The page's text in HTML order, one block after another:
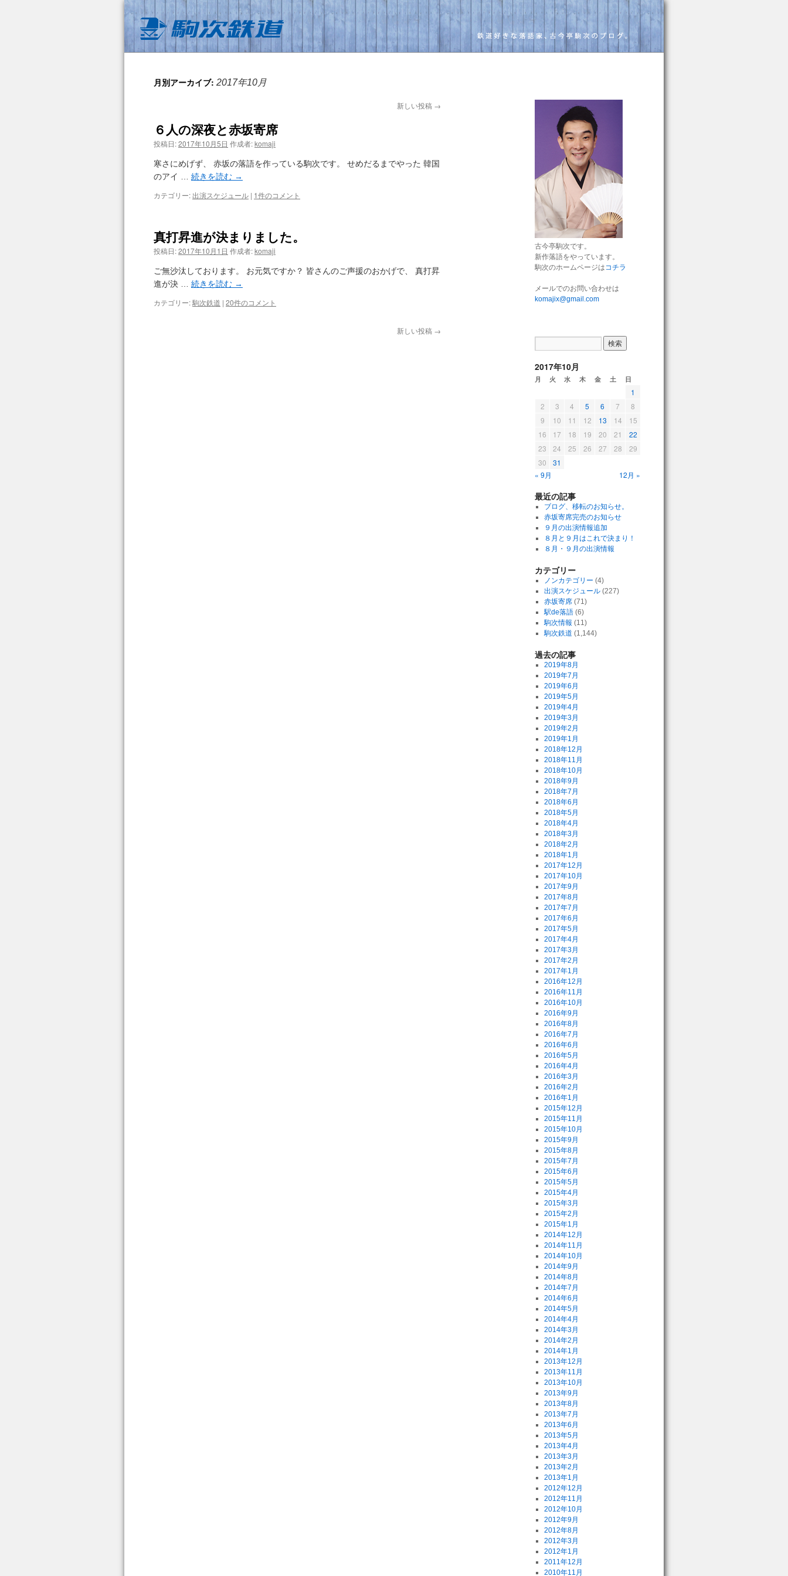
月別アーカイブ: 2017年10月
新しい投稿 →
６人の深夜と赤坂寄席
投稿日:2017年10月5日 作成者:komaji
寒さにめげず、 赤坂の落語を作っている駒次です。 せめだるまでやった 韓国
のアイ … 続きを読む →
カテゴリー:出演スケジュール | 1件のコメント
真打昇進が決まりました。
投稿日:2017年10月1日 作成者:komaji
ご無沙汰しております。 お元気ですか？ 皆さんのご声援のおかげで、 真打昇
進が決 … 続きを読む →
カテゴリー:駒次鉄道 | 20件のコメント
新しい投稿 →
古今亭駒次です。
新作落語をやっています。
駒次のホームページはコチラ
メールでのお問い合わせは
komajix@gmail.com
2017年10月
月 火 水 木 金 土 日
1
2
3 4 5 6 7
8
9
10 11 12 13 14
15
16
17 18 19 20 21
22
23
24 25 26 27 28
29
30
31
« 9月
12月 »
最近の記事
ブログ、移転のお知らせ。
赤坂寄席完売のお知らせ
９月の出演情報追加
８月と９月はこれで決まり！
８月・９月の出演情報
カテゴリー
ノンカテゴリー (4)
出演スケジュール(227)
赤坂寄席(71)
駅de落語(6)
駒次情報 (11)
駒次鉄道 (1,144)
過去の記事
2019年8月
2019年7月
2019年6月
2019年5月
2019年4月
2019年3月
2019年2月
2019年1月
2018年12月
2018年11月
2018年10月
2018年9月
2018年7月
2018年6月
2018年5月
2018年4月
2018年3月
2018年2月
2018年1月
2017年12月
2017年10月
2017年9月
2017年8月
2017年7月
2017年6月
2017年5月
2017年4月
2017年3月
2017年2月
2017年1月
2016年12月
2016年11月
2016年10月
2016年9月
2016年8月
2016年7月
2016年6月
2016年5月
2016年4月
2016年3月
2016年2月
2016年1月
2015年12月
2015年11月
2015年10月
2015年9月
2015年8月
2015年7月
2015年6月
2015年5月
2015年4月
2015年3月
2015年2月
2015年1月
2014年12月
2014年11月
2014年10月
2014年9月
2014年8月
2014年7月
2014年6月
2014年5月
2014年4月
2014年3月
2014年2月
2014年1月
2013年12月
2013年11月
2013年10月
2013年9月
2013年8月
2013年7月
2013年6月
2013年5月
2013年4月
2013年3月
2013年2月
2013年1月
2012年12月
2012年11月
2012年10月
2012年9月
2012年8月
2012年3月
2012年1月
2011年12月
2010年11月